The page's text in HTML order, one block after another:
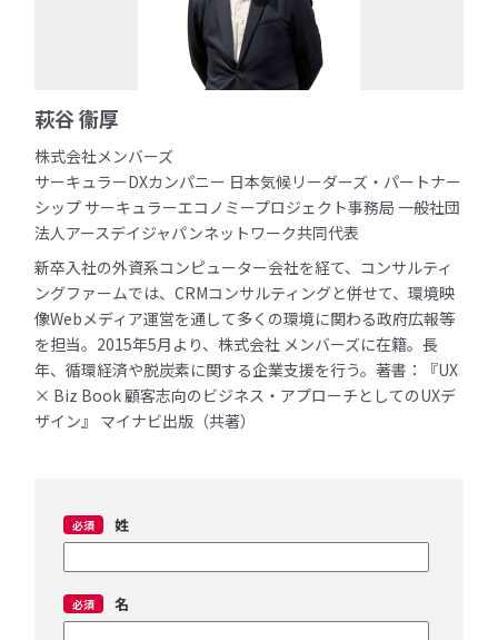
萩谷 衞厚
株式会社メンバーズ
サーキュラーDXカンパニー 日本気候リーダーズ・パートナー
シップ サーキュラーエコノミープロジェクト事務局 一般社団
法人アースデイジャパンネットワーク共同代表
新卒入社の外資系コンピューター会社を経て、コンサルティ
ングファームでは、CRMコンサルティングと併せて、環境映
像Webメディア運営を通して多くの環境に関わる政府広報等
を担当。2015年5月より、株式会社 メンバーズに在籍。長
年、循環経済や脱炭素に関する企業支援を行う。著書：『UX
× Biz Book 顧客志向のビジネス・アプローチとしてのUXデ
ザイン』 マイナビ出版（共著）
姓
名